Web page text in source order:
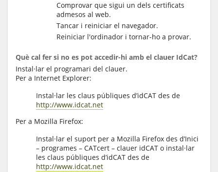
Comprovar que sigui un dels certificats
admesos al web.
Tancar i reiniciar el navegador.
Reiniciar l'ordinador i tornar-ho a provar.
Què cal fer si no es pot accedir-hi amb el clauer IdCat?
Instal·lar el programari del clauer.
Per a Internet Explorer:
Instal·lar les claus públiques d’idCAT des de
http://www.idcat.net
Per a Mozilla Firefox:
Instal·lar el suport per a Mozilla Firefox des d’Inici
– programes – CATcert – clauer idCAT o instal·lar
les claus públiques d’idCAT des de
http://www.idcat.net